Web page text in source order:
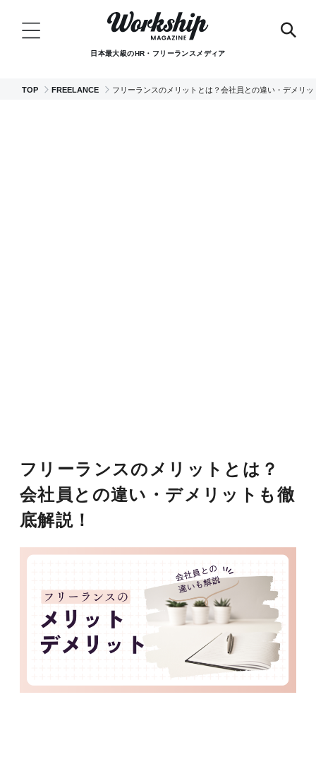
日本最大級のHR・フリーランスメディア
TOP FREELANCE フリーランスのメリットとは？会社員との違い・デメリ
フリーランスのメリットとは？
会社員との違い・デメリットも徹
底解説！